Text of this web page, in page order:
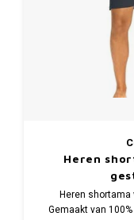
Heren
Heren shortama
Gemaakt van